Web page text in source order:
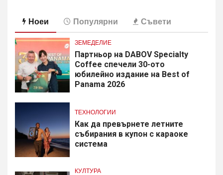
Ноеи Популярни Съвети
ЗЕМЕДЕЛИЕ
Партньор на DABOV Specialty
Coffee спечели 30-ото
юбилейно издание на Best of
Panama 2026
ТЕХНОЛОГИИ
Как да превърнете летните
събирания в купон с караоке
система
КУЛТУРА